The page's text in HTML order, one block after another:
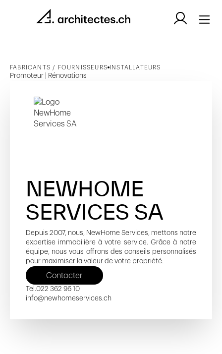
FABRICANTS / FOURNISSEURS INSTALLATEURS
Promoteur | Rénovations
NEWHOME
SERVICES SA
Depuis 2007, nous, NewHome Services, mettons notre
expertise immobilière à votre service. Grâce à notre
équipe, nous vous offrons des conseils personnalisés
pour maximiser la valeur de votre propriété.
Contacter
Tel.022 362 96 10
info@newhomeservices.ch